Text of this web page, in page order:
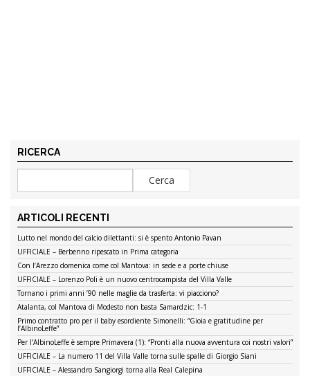
RICERCA
ARTICOLI RECENTI
Lutto nel mondo del calcio dilettanti: si è spento Antonio Pavan
UFFICIALE – Berbenno ripescato in Prima categoria
Con l’Arezzo domenica come col Mantova: in sede e a porte chiuse
UFFICIALE – Lorenzo Poli è un nuovo centrocampista del Villa Valle
Tornano i primi anni ’90 nelle maglie da trasferta: vi piacciono?
Atalanta, col Mantova di Modesto non basta Samardzic: 1-1
Primo contratto pro per il baby esordiente Simonelli: “Gioia e gratitudine per
l’AlbinoLeffe”
Per l’AlbinoLeffe è sempre Primavera (1): “Pronti alla nuova avventura coi nostri valori”
UFFICIALE – La numero 11 del Villa Valle torna sulle spalle di Giorgio Siani
UFFICIALE – Alessandro Sangiorgi torna alla Real Calepina